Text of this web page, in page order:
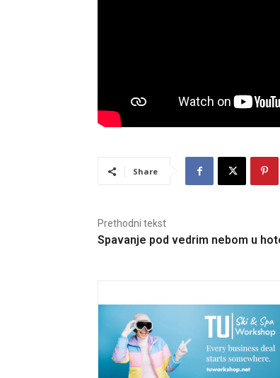
Share
Prethodni tekst
Spavanje pod vedrim nebom u